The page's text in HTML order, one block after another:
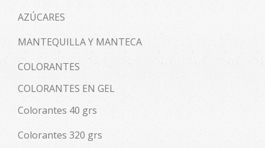
AZÚCARES
MANTEQUILLA Y MANTECA
COLORANTES
COLORANTES EN GEL
Colorantes 40 grs
Colorantes 320 grs